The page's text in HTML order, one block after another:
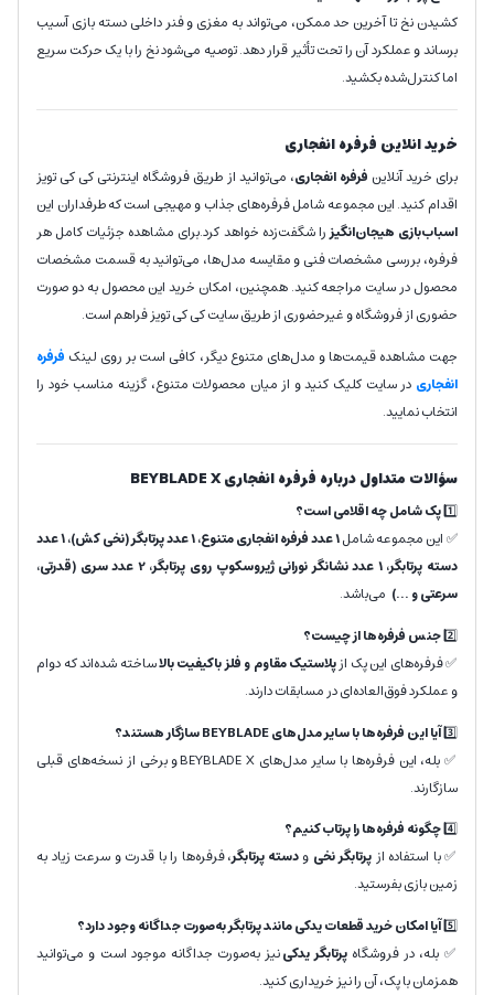
کشیدن نخ تا آخرین حد ممکن، می‌تواند به مغزی و فنر داخلی دسته بازی آسیب
برساند و عملکرد آن را تحت تأثیر قرار دهد. توصیه می‌شود نخ را با یک حرکت سریع
اما کنترل‌شده بکشید.
خرید انلاین فرفره انفجاری
برای خرید آنلاین فرفره انفجاری، می‌توانید از طریق فروشگاه اینترنتی کی کی تویز
اقدام کنید. این مجموعه شامل فرفره‌های جذاب و مهیجی است که طرفداران این
اسباب‌بازی هیجان‌انگیزرا شگفت‌زده خواهد کرد.برای مشاهده جزئیات کامل هر
فرفره، بررسی مشخصات فنی و مقایسه مدل‌ها، می‌توانید به قسمت مشخصات
محصول در سایت مراجعه کنید. همچنین، امکان خرید این محصول به دو صورت
حضوری از فروشگاه و غیرحضوری از طریق سایت کی کی تویز فراهم است.
جهت مشاهده قیمت‌ها و مدل‌های متنوع دیگر، کافی است بر روی لینک فرفره
انفجاری در سایت کلیک کنید و از میان محصولات متنوع، گزینه مناسب خود را
انتخاب نمایید.
سؤالات متداول درباره فرفره انفجاری BEYBLADE X
1️⃣پک شامل چه اقلامی است؟
✅ این مجموعه شامل
1 عدد فرفره انفجاری متنوع، 1 عدد پرتابگر (نخی کش)، ۱ عدد
دسته پرتابگر، 1 عدد نشانگر نورانی ژیروسکوپ روی پرتابگر، 2 عدد سری (قدرتی،
سرعتی و ...) می‌باشد.
2️⃣جنس فرفره‌ها از چیست؟
✅ فرفره‌های این پک ازپلاستیک مقاوم و فلز باکیفیت بالاساخته شده‌اند که دوام
و عملکرد فوق‌العاده‌ای در مسابقات دارند.
3️⃣آیا این فرفره‌ها با سایر مدل‌های BEYBLADE سازگار هستند؟
✅ بله، این فرفره‌ها با سایر مدل‌های BEYBLADE X و برخی از نسخه‌های قبلی
سازگارند.
4️⃣چگونه فرفره‌ها را پرتاب کنیم؟
✅ با استفاده ازپرتابگر نخی ودسته پرتابگر، فرفره‌ها را با قدرت و سرعت زیاد به
زمین بازی بفرستید.
5️⃣آیا امکان خرید قطعات یدکی مانند پرتابگر به‌صورت جداگانه وجود دارد؟
✅ بله، در فروشگاه پرتابگر یدکینیز به‌صورت جداگانه موجود است و می‌توانید
همزمان با پک، آن را نیز خریداری کنید.